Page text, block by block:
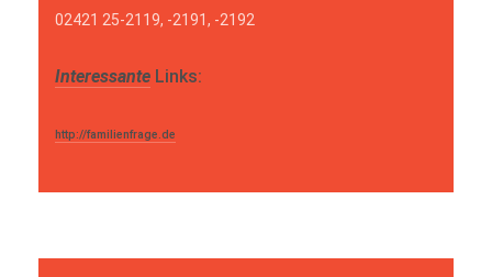
02421 25-2119, -2191, -2192
Interessante Links:
http://familienfrage.de